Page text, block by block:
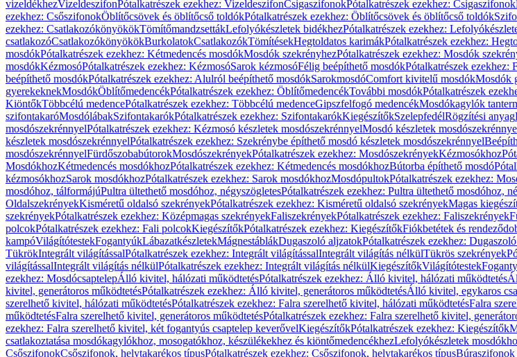
vizeldékhezVizeldeszifonPótalkatrészek ezekhez: VizeldeszifonCsigaszifonokPótalkatrészek ezekhez: Csigaszifonok
ezekhez: CsőszifonokÖblítőcsövek és öblítőcső toldókPótalkatrészek ezekhez: Öblítőcsövek és öblítőcső toldók
ezekhez: CsatlakozókönyökökTömítőmandzsettákLefolyókészletek bidékhezPótalkatrészek ezekhez:
csatlakozóCsatlakozókönyökökBurkolatokCsatlakozókTömítésekHegtoldatos karimákPótalkatrészek ezekhez:
mosdókPótalkatrészek ezekhez: Kétmedencés mosdókMosdók szekrényhezPótalkatrészek ezekhez: Mosdók
mosdókKézmosóPótalkatrészek ezekhez: KézmosóSarok kézmosóFélig beépíthető mosdókPótalkatrészek ezekhez:
beépíthető mosdókPótalkatrészek ezekhez: Alulról beépíthető mosdókSarokmosdóComfort kivitelű mosdókMosdók
gyerekeknekMosdókÖblítőmedencékPótalkatrészek ezekhez: ÖblítőmedencékTovábbi mosdókPótalkatrészek
KiöntőkTöbbcélú medencePótalkatrészek ezekhez: Többcélú medenceGipszfelfogó medencékMosdókagylók
szifontakaróMosdólábakSzifontakarókPótalkatrészek ezekhez: SzifontakarókKiegészítőkSzelepfedélRögzítési anyag
mosdószekrénnyelPótalkatrészek ezekhez: Kézmosó készletek mosdószekrénnyelMosdó készletek
készletek mosdószekrénnyelPótalkatrészek ezekhez: Szekrénybe építhető mosdó készletek mosdószekrénnyel
mosdószekrénnyelFürdőszobabútorokMosdószekrényekPótalkatrészek ezekhez: MosdószekrényekKézmosókhoz
MosdókhozKétmedencés mosdókhozPótalkatrészek ezekhez: Kétmedencés mosdókhozBútorba építhető mosdó
kézmosókhozSarok mosdókhozPótalkatrészek ezekhez: Sarok mosdókhozMosdópultokPótalkatrészek ezekhez:
mosdóhoz, tálformájúPultra ültethető mosdóhoz, négyszögletesPótalkatrészek ezekhez: Pultra ültethető mosdóhoz,
OldalszekrényekKisméretű oldalsó szekrényekPótalkatrészek ezekhez: Kisméretű oldalsó szekrényekMagas
szekrényekPótalkatrészek ezekhez: Középmagas szekrényekFaliszekrényekPótalkatrészek ezekhez: Faliszekrények
polcokPótalkatrészek ezekhez: Fali polcokKiegészítőkPótalkatrészek ezekhez: KiegészítőkFiókbetétek és
kampóVilágítótestekFogantyúkLábazatkészletekMágnestáblákDugaszoló aljzatokPótalkatrészek ezekhez:
TükrökIntegrált világítássalPótalkatrészek ezekhez: Integrált világítássalIntegrált világítás nélkülTükrös szekrények
világítássalIntegrált világítás nélkülPótalkatrészek ezekhez: Integrált világítás nélkülKiegészítőkVilágítótestek
ezekhez: MosdócsaptelepÁlló kivitel, hálózati működtetésPótalkatrészek ezekhez: Álló kivitel, hálózati működtetés
kivitel, generátoros működtetésPótalkatrészek ezekhez: Álló kivitel, generátoros működtetésÁlló kivitel, egykaros
szerelhető kivitel, hálózati működtetésPótalkatrészek ezekhez: Falra szerelhető kivitel, hálózati működtetésFalra
működtetésFalra szerelhető kivitel, generátoros működtetésPótalkatrészek ezekhez: Falra szerelhető kivitel,
ezekhez: Falra szerelhető kivitel, két fogantyús csaptelep keverővelKiegészítőkPótalkatrészek ezekhez: Kiegészítők
csatlakoztatása mosdókagylókhoz, mosogatókhoz, készülékekhez és kiöntőmedencékhezLefolyókészletek
CsőszifonokCsőszifonok, helytakarékos típusPótalkatrészek ezekhez: Csőszifonok, helytakarékos típus